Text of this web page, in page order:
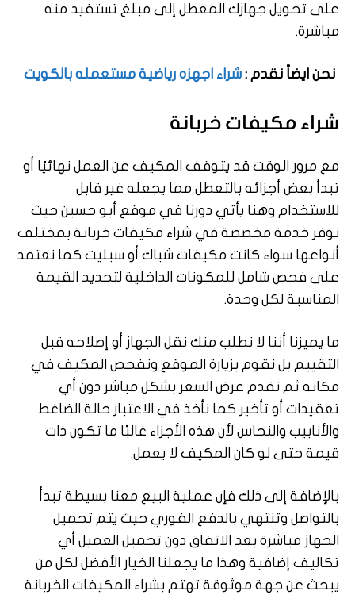
على تحويل جهازك المعطل إلى مبلغ تستفيد منه
مباشرة.
نحن ايضاً نقدم :شراء اجهزه رياضية مستعمله بالكويت
شراء مكيفات خربانة
مع مرور الوقت قد يتوقف المكيف عن العمل نهائيًا أو
تبدأ بعض أجزائه بالتعطل مما يجعله غير قابل
للاستخدام وهنا يأتي دورنا في موقع أبو حسين حيث
نوفر خدمة مخصصة في شراء مكيفات خربانة بمختلف
أنواعها سواء كانت مكيفات شباك أو سبليت كما نعتمد
على فحص شامل للمكونات الداخلية لتحديد القيمة
المناسبة لكل وحدة.
ما يميزنا أننا لا نطلب منك نقل الجهاز أو إصلاحه قبل
التقييم بل نقوم بزيارة الموقع ونفحص المكيف في
مكانه ثم نقدم عرض السعر بشكل مباشر دون أي
تعقيدات أو تأخير كما نأخذ في الاعتبار حالة الضاغط
والأنابيب والنحاس لأن هذه الأجزاء غالبًا ما تكون ذات
قيمة حتى لو كان المكيف لا يعمل.
بالإضافة إلى ذلك فإن عملية البيع معنا بسيطة تبدأ
بالتواصل وتنتهي بالدفع الفوري حيث يتم تحميل
الجهاز مباشرة بعد الاتفاق دون تحميل العميل أي
تكاليف إضافية وهذا ما يجعلنا الخيار الأفضل لكل من
يبحث عن جهة موثوقة تهتم بشراء المكيفات الخربانة